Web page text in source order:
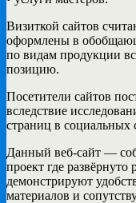
Визиткой сайтов
оформлены в
по видам продукции
позицию.
Посетители сайтов
вследствие
страниц в социальных
Данный веб-сайт —
проект где
демонстрируют
материалов и